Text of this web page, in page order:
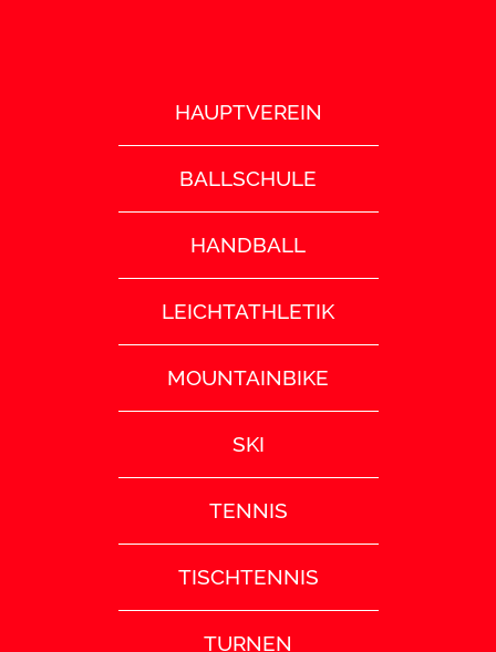
HAUPTVEREIN
BALLSCHULE
HANDBALL
LEICHTATHLETIK
MOUNTAINBIKE
SKI
TENNIS
TISCHTENNIS
TURNEN